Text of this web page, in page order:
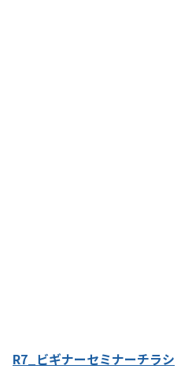
R7_ビギナーセミナーチラシ